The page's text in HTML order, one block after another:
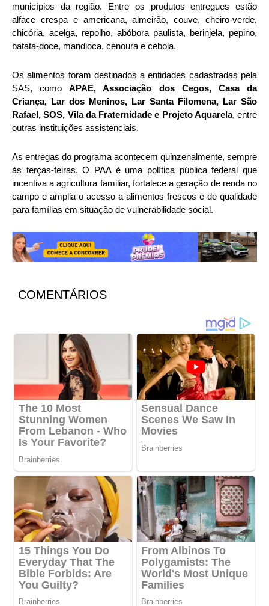
municípios da região. Entre os produtos entregues estão
alface crespa e americana, almeirão, couve, cheiro-verde,
chicória, acelga, repolho, abóbora paulista, berinjela, pepino,
batata-doce, mandioca, cenoura e cebola.
Os alimentos foram destinados a entidades cadastradas pela
SAS, comoAPAE, Associação dos Cegos, Casa da
Criança, Lar dos Meninos, Lar Santa Filomena, Lar São
Rafael, SOS, Vila da Fraternidade e Projeto Aquarela, entre
outras instituições assistenciais.
As entregas do programa acontecem quinzenalmente, sempre
às terças-feiras. O PAA é uma política pública federal que
incentiva a agricultura familiar, fortalece a geração de renda no
campo e amplia o acesso a alimentos frescos e de qualidade
para famílias em situação de vulnerabilidade social.
COMENTÁRIOS